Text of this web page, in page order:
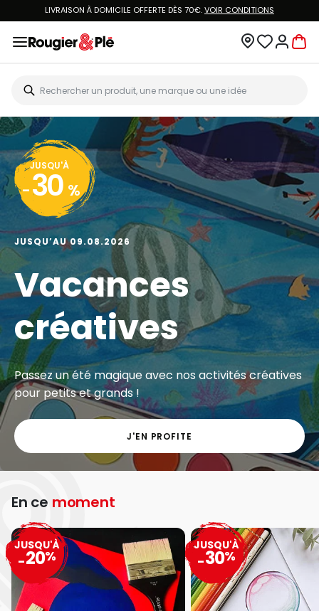
LIVRAISON À DOMICILE OFFERTE DÈS 70€.VOIR CONDITIONS
JUSQU'À
- 30 %
JUSQU’AU 09.08.2026
Vacances
créatives
Passez un été magique avec nos activités créatives
pour petits et grands !
J'EN PROFITE
En ce moment
JUSQU'À
-20%
JUSQU'À
-30%